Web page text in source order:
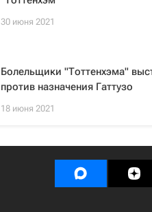
30 июня 2021
Болельщики "Тоттенхэма"
против назначения Гаттузо
18 июня 2021